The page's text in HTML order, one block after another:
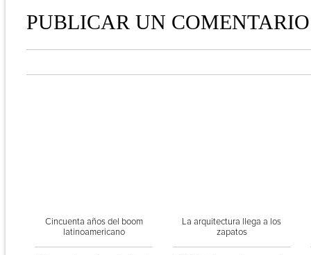
PUBLICAR UN COMENTARIO
Cincuenta años del boom
latinoamericano
La arquitectura llega a los
zapatos